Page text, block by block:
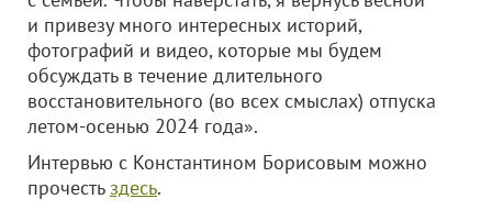
и привезу много интересных историй,
фотографий и видео, которые мы будем
обсуждать в течение длительного
восстановительного (во всех смыслах) отпуска
летом-осенью 2024 года».
Интервью с Константином Борисовым можно
прочестьздесь.